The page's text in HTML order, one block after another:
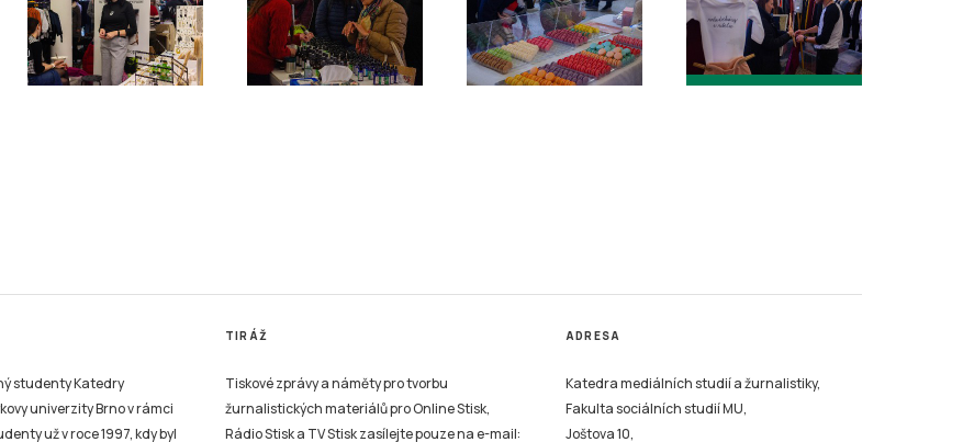
studenty Katedry
univerzity Brno v rámci
už v roce 1997, kdy byl
TIRÁŽ
Tiskové zprávy a náměty pro tvorbu
žurnalistických materiálů pro Online Stisk,
Rádio Stisk a TV Stisk zasílejte pouze na e-mail:
ADRESA
Katedra mediálních studií a žurnalistiky,
Fakulta sociálních studií MU,
Joštova 10,